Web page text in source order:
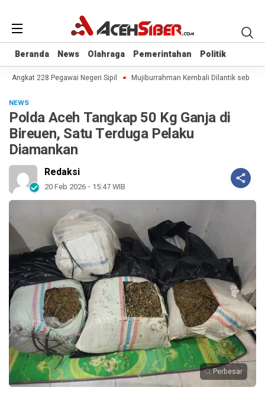
Beranda News Olahraga Pemerintahan Politik
Beranda News Olahraga Pemerintahan Politik
228 Pegawai Negeri Sipil Mujiburrahman Kembali Dilantik sebagai
NEWS
Polda Aceh Tangkap 50 Kg Ganja di
Bireuen, Satu Terduga Pelaku
Diamankan
Redaksi
20 Feb 2026 - 15:47 WIB
Perbesar